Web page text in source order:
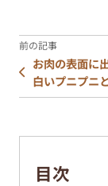
お肉の表面に
白いプニプニ
目次